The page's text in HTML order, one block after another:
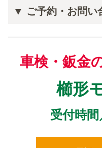
▼ ご予約・お問い
車検・鈑金
櫛形
受付時